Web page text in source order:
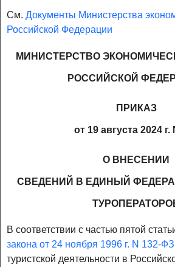
См. Документы Министерства
Российской Федерации
МИНИСТЕРСТВО
РОССИЙСКОЙ
ПРИКАЗ
от 19 августа 2024 г.
О ВНЕСЕНИИ
СВЕДЕНИЙ В ЕДИНЫЙ
В соответствии с частью пятой
закона от 24 ноября 1996 г. N 132-ФЗ
туристской деятельности в